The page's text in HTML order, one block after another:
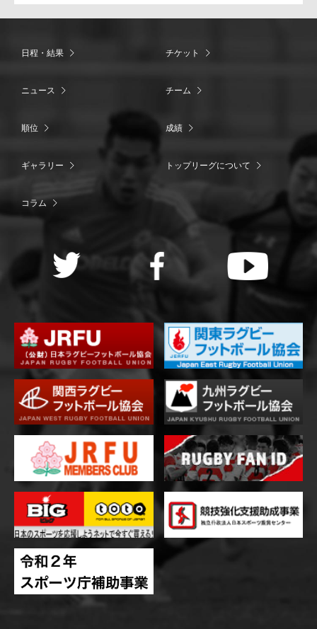
日程・結果 チケット
ニュース チーム
順位 成績
ギャラリー トップリーグについて
コラム